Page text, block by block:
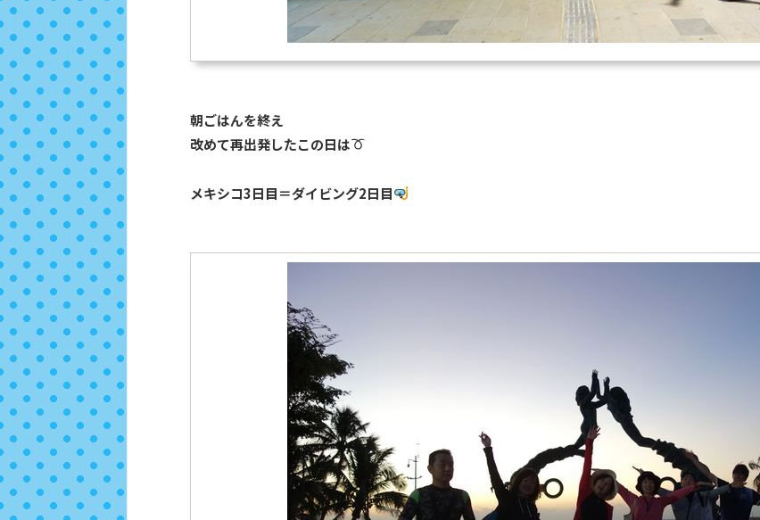
朝ごはんを終え
改めて再出発したこの日は
メキシコ3日目＝ダイビング2日目